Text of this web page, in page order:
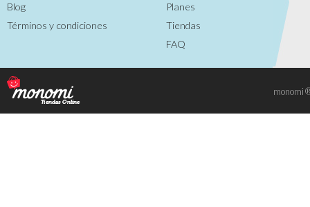
Blog
Términos y condiciones
Planes
Tiendas
FAQ
monomi